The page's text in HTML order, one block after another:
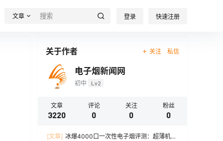
文章 登录 快速注册
关于作者 关注 私信
电子烟新闻网
初中 Lv2
文章
3220
评论
0
关注
0
粉丝
0
[文章] 冰爆4000口一次性电子烟评测：超薄机